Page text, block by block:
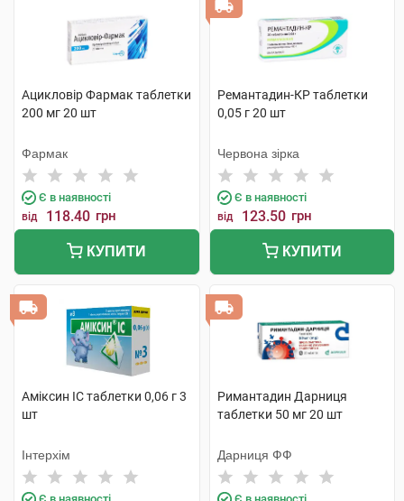
Ацикловір Фармак таблетки
200 мг 20 шт
Фармак
Є в наявності
від 118.40 грн
КУПИТИ
Ремантадин-КР таблетки
0,05 г 20 шт
Червона зірка
Є в наявності
від 123.50 грн
КУПИТИ
Аміксин IC таблетки 0,06 г 3
шт
Інтерхім
Римантадин Дарниця
таблетки 50 мг 20 шт
Дарниця ФФ